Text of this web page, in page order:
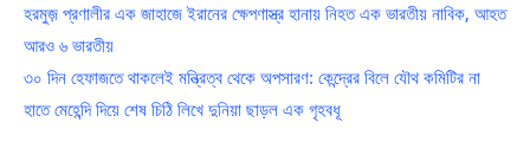
হরমুজ় প্রণালীর এক জাহাজে ইরানের ক্ষেপণাস্ত্র হানায় নিহত এক ভারতীয় নাবিক, আহত
আরও ৬ ভারতীয়
৩০ দিন হেফাজতে থাকলেই মন্ত্রিত্ব থেকে অপসারণ: কেন্দ্রের বিলে যৌথ কমিটির না
হাতে মেহেন্দি দিয়ে শেষ চিঠি লিখে দুনিয়া ছাড়ল এক গৃহবধূ